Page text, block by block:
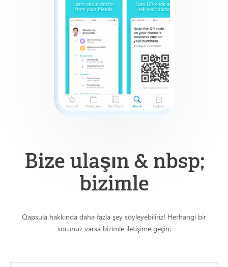
Bize ulaşın & nbsp;
bizimle
Qapsula hakkında daha fazla şey söyleyebiliriz! Herhangi bir
sorunuz varsa bizimle iletişime geçin: